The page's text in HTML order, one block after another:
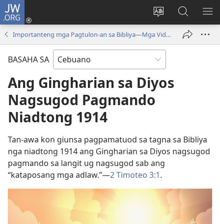
JW.ORG
Ilisi
ang
pinulongan
sa
site
Log
(mo-
open
ug
ong
window)
Pangitaa
sa
JW.ORG
Importanteng mga Pagtulon-an sa Bibliya—Mga Video
BASAHA SA
Ang Gingharian sa Diyos
Nagsugod Pagmando
Niadtong 1914
Tan-awa kon giunsa pagpamatuod sa tagna sa Bibliya
nga niadtong 1914 ang Gingharian sa Diyos nagsugod
pagmando sa langit ug nagsugod sab ang
“kataposang mga adlaw.”—2 Timoteo 3:1.